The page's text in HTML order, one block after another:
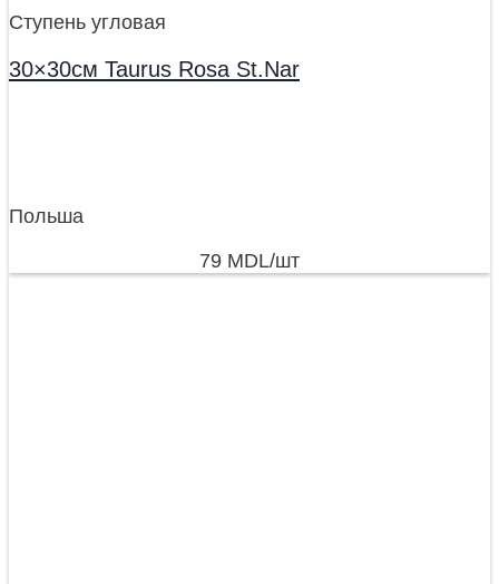
Ступень угловая
30×30см Taurus Rosa St.Nar
Польша
79 MDL/шт